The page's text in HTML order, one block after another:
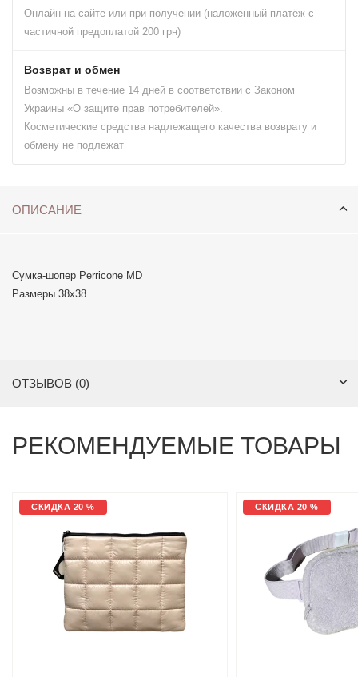
Онлайн на сайте или при получении (наложенный платёж с
частичной предоплатой 200 грн)
Возврат и обмен
Возможны в течение 14 дней в соответствии с Законом
Украины «О защите прав потребителей».
Косметические средства надлежащего качества возврату и
обмену не подлежат
ОПИСАНИЕ
Сумка-шопер Perricone MD
Размеры 38х38
ОТЗЫВОВ (0)
РЕКОМЕНДУЕМЫЕ ТОВАРЫ
СКИДКА 20 % СКИДКА 20 %